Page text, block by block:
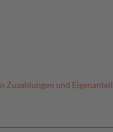
Zuzahlungen und